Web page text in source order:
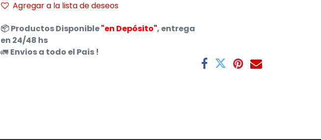
Agregar a la lista de deseos
📦ProductosDisponible"en Depósito", entrega
en 24/48 hs
🚛 Envios a todo el Pais !